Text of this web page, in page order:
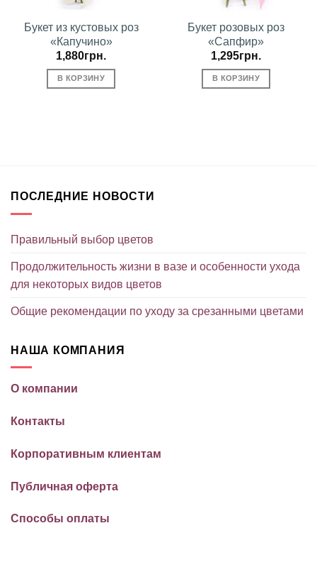
Букет из кустовых роз
«Капучино»
1,880грн.
В КОРЗИНУ
Букет розовых роз
«Сапфир»
1,295грн.
В КОРЗИНУ
ПОСЛЕДНИЕ НОВОСТИ
Правильный выбор цветов
Продолжительность жизни в вазе и особенности ухода
для некоторых видов цветов
Общие рекомендации по уходу за срезанными цветами
НАША КОМПАНИЯ
О компании
Контакты
Корпоративным клиентам
Публичная оферта
Способы оплаты